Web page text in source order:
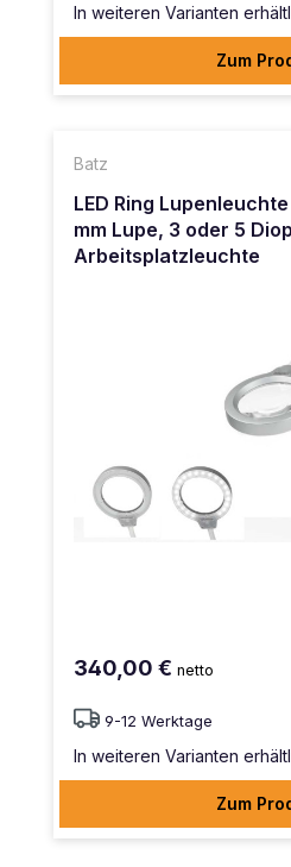
In weiteren Varianten
Zum
Batz
LED Ring
mm Lupe, 3 oder 5
Arbeitsplatzleuchte
340,00 € netto
9-12 Werktage
In weiteren Varianten
Zum